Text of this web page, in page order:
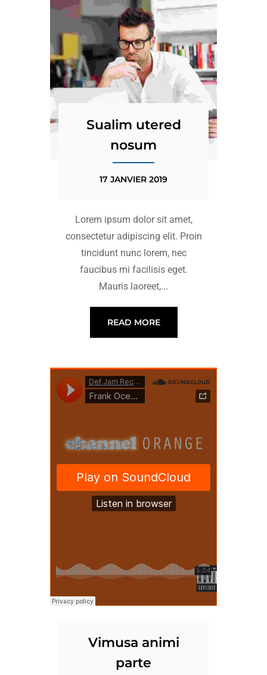
Sualim utered
nosum
17 JANVIER 2019
Lorem ipsum dolor sit amet,
consectetur adipiscing elit. Proin
tincidunt nunc lorem, nec
faucibus mi facilisis eget.
Mauris laoreet,...
READ MORE
Vimusa animi
parte